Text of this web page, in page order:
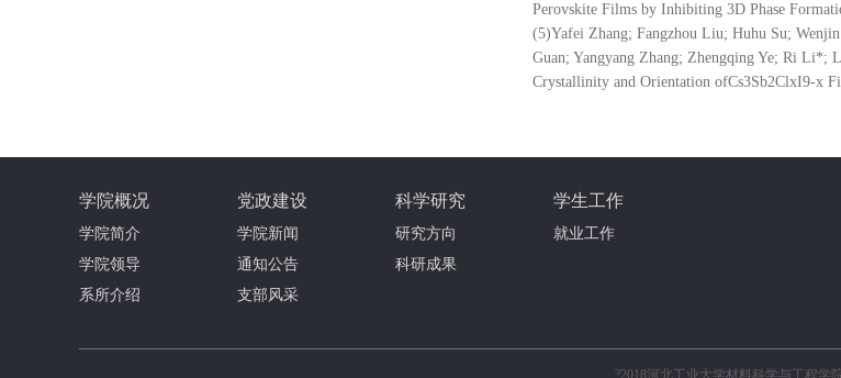
Perovskite Films by Inhibiting 3D Phase
(5)Yafei Zhang; Fangzhou Liu; Huhu Su;
Guan; Yangyang Zhang; Zhengqing Ye; Ri Li*;
Crystallinity and Orientation ofCs3Sb2ClxI9-x
学院概况
学院简介
学院领导
系所介绍
党政建设
学院新闻
通知公告
支部风采
科学研究
研究方向
科研成果
学生工作
就业工作